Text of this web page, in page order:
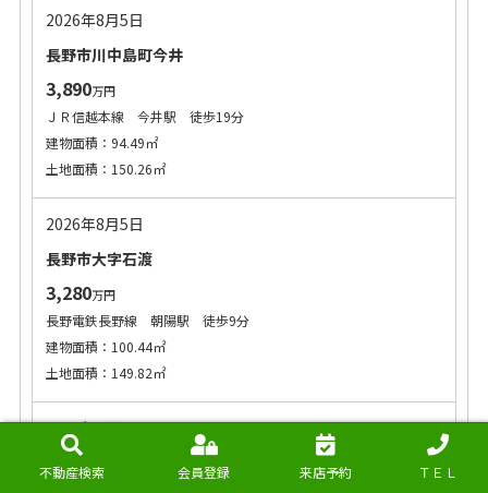
不動産検索 会員登録 来店予約 ＴＥＬ
2026年8月5日
長野市川中島町今井
3,890万円
ＪＲ信越本線 今井駅 徒歩19分
建物面積：94.49㎡
土地面積：150.26㎡
2026年8月5日
長野市大字石渡
3,280万円
長野電鉄長野線 朝陽駅 徒歩9分
建物面積：100.44㎡
土地面積：149.82㎡
2026年8月5日
長野市稲里町中央一丁目